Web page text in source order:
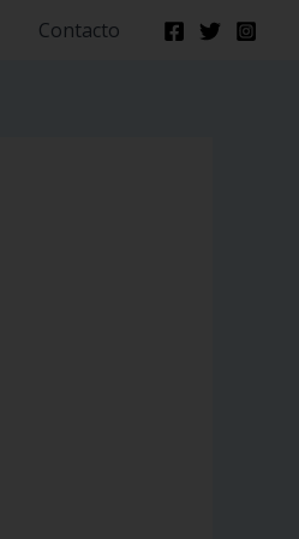
Contacto